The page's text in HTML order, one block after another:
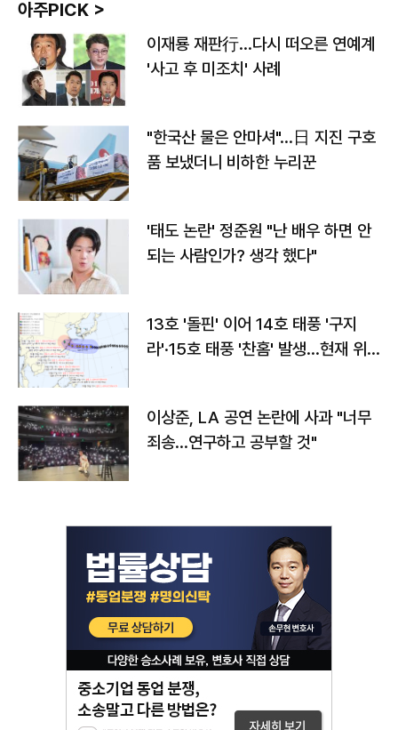
아주PICK >
이재룡 재판行…다시 떠오른 연예계
'사고 후 미조치' 사례
"한국산 물은 안마셔"…日 지진 구호
품 보냈더니 비하한 누리꾼
'태도 논란' 정준원 "난 배우 하면 안
되는 사람인가? 생각 했다"
13호 '돌핀' 이어 14호 태풍 '구지
라'·15호 태풍 '찬홈' 발생…현재 위
이상준, LA 공연 논란에 사과 "너무
죄송…연구하고 공부할 것"